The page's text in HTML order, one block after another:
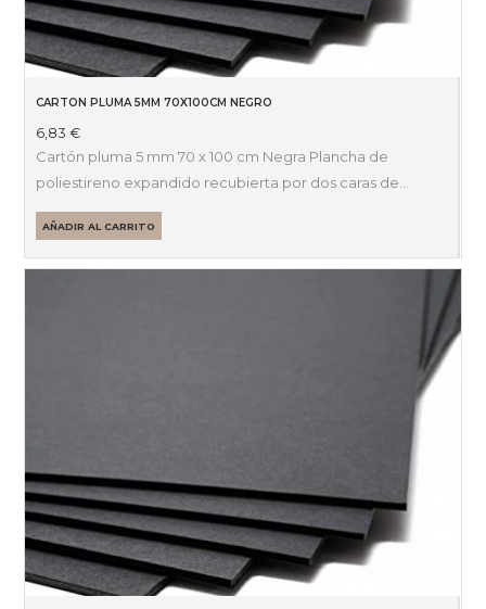
CARTON PLUMA 5MM 70X100CM NEGRO
6,83€
Cartón pluma 5 mm 70 x 100 cm Negra Plancha de
poliestireno expandido recubierta por dos caras de…
AÑADIR AL CARRITO